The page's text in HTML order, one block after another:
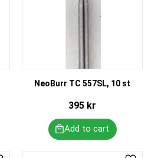
NeoBurr TC 557SL, 10 st
395 kr